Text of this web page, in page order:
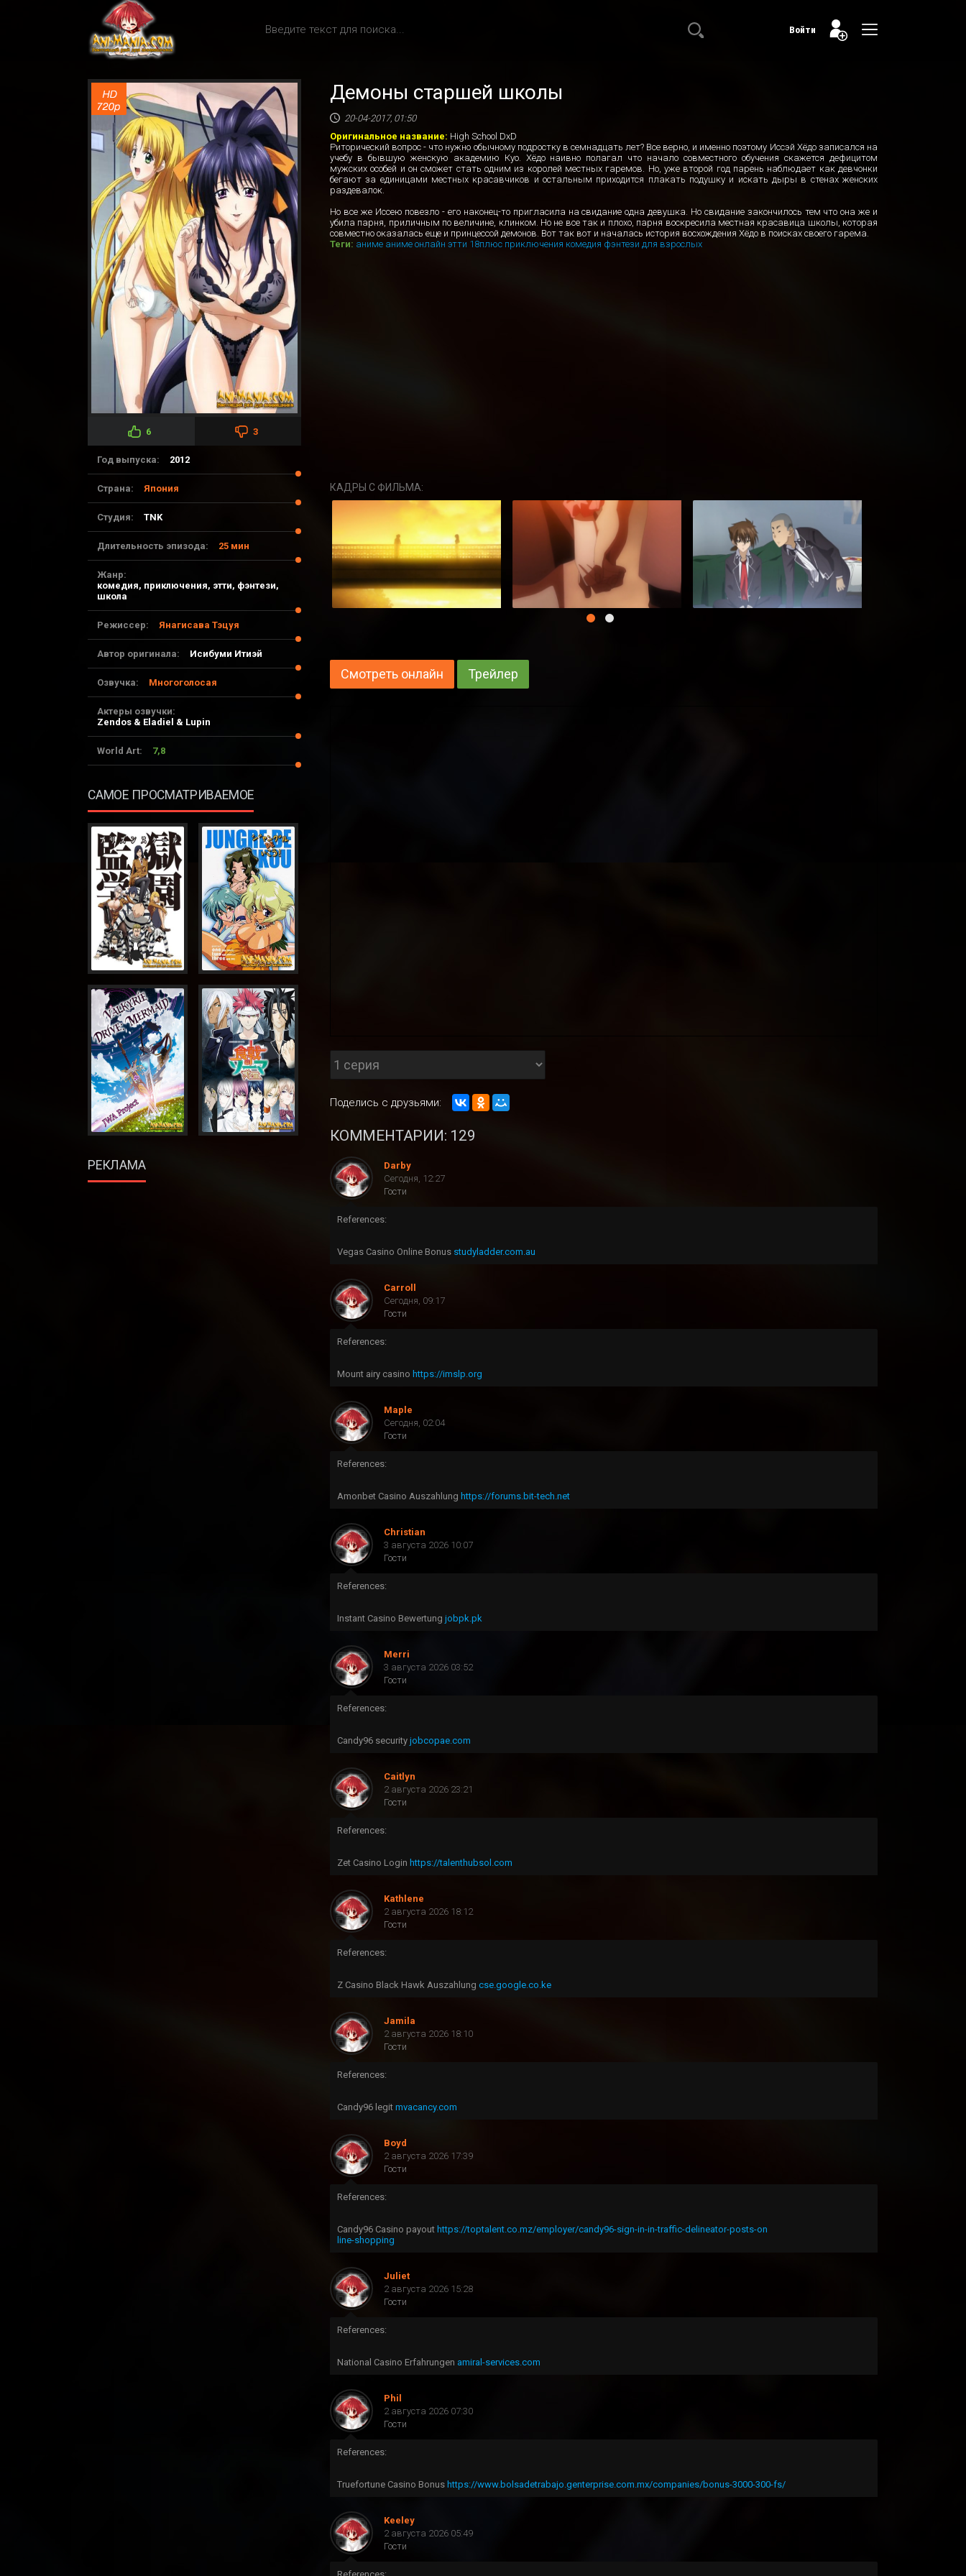
Войти
6 3
Год выпуска: 2012
Страна: Япония
Студия: TNK
Длительность эпизода: 25 мин
Жанр:
комедия, приключения, этти, фэнтези,
школа
Режиссер: Янагисава Тэцуя
Автор оригинала: Исибуми Итиэй
Озвучка: Многоголосая
Актеры озвучки:
Zendos & Eladiel & Lupin
World Art: 7,8
САМОЕ ПРОСМАТРИВАЕМОЕ
РЕКЛАМА
Демоны старшей школы
20-04-2017, 01:50
Оригинальное название: High School DxD
Риторический вопрос - что нужно обычному подростку в семнадцать лет? Все верно, и именно поэтому Иссэй Хёдо записался на
учебу в бывшую женскую академию Куо. Хёдо наивно полагал что начало совместного обучения скажется дефицитом
мужских особей и он сможет стать одним из королей местных гаремов. Но, уже второй год парень наблюдает как девчонки
бегают за единицами местных красавчиков и остальным приходится плакать подушку и искать дыры в стенах женских
раздевалок.
Но все же Иссею повезло - его наконец-то пригласила на свидание одна девушка. Но свидание закончилось тем что она же и
убила парня, приличным по величине, клинком. Но не все так и плохо, парня воскресила местная красавица школы, которая
совместно оказалась еще и принцессой демонов. Вот так вот и началась история восхождения Хёдо в поисках своего гарема.
Теги: аниме аниме онлайн этти 18плюс приключения комедия фэнтези для взрослых
КАДРЫ С ФИЛЬМА:
Смотреть онлайн Трейлер
Поделись с друзьями:
КОММЕНТАРИИ: 129
Darby
Сегодня, 12:27
Гости
References:
Vegas Casino Online Bonus studyladder.com.au
Carroll
Сегодня, 09:17
Гости
References:
Mount airy casino https://imslp.org
Maple
Сегодня, 02:04
Гости
References:
Amonbet Casino Auszahlung https://forums.bit-tech.net
Christian
3 августа 2026 10:07
Гости
References:
Instant Casino Bewertung jobpk.pk
Merri
3 августа 2026 03:52
Гости
References:
Candy96 security jobcopae.com
Caitlyn
2 августа 2026 23:21
Гости
References:
Zet Casino Login https://talenthubsol.com
Kathlene
2 августа 2026 18:12
Гости
References:
Z Casino Black Hawk Auszahlung cse.google.co.ke
Jamila
2 августа 2026 18:10
Гости
References:
Candy96 legit mvacancy.com
Boyd
2 августа 2026 17:39
Гости
References:
Candy96 Casino payout https://toptalent.co.mz/employer/candy96-sign-in-in-traffic-delineator-posts-on
line-shopping
Juliet
2 августа 2026 15:28
Гости
References:
National Casino Erfahrungen amiral-services.com
Phil
2 августа 2026 07:30
Гости
References:
Truefortune Casino Bonus https://www.bolsadetrabajo.genterprise.com.mx/companies/bonus-3000-300-fs/
Keeley
2 августа 2026 05:49
Гости